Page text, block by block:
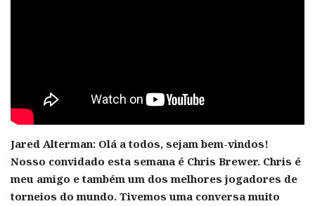
Jared Alterman: Olá a todos, sejam bem-vindos!
Nosso convidado esta semana é Chris Brewer. Chris é
meu amigo e também um dos melhores jogadores de
torneios do mundo. Tivemos uma conversa muito